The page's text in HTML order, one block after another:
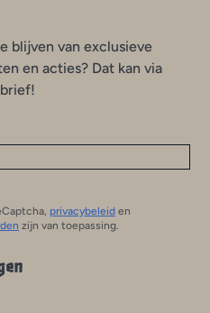
blijven van exclusieve
en acties? Dat kan via
privacybeleid en
zijn van toepassing.